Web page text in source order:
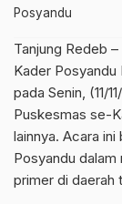
Posyandu
Tanjung Redeb
Kader Posyandu
pada Senin, (11/
Puskesmas se-
lainnya. Acara
Posyandu dalam
primer di daerah